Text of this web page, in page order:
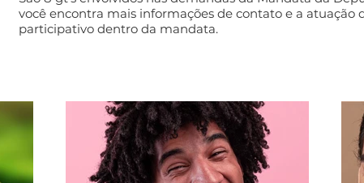
você encontra mais informações de contato e a atuação
participativo dentro da mandata.